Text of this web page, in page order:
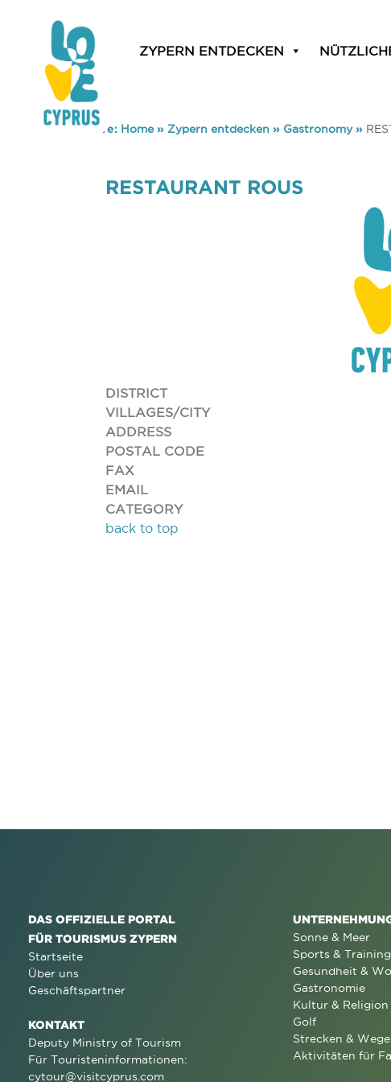
ZYPERN ENTDECKEN
You are here: Home» Zypern entdecken » Gastronomy»
RESTAURANT ROUS
DISTRICT
VILLAGES/CITY
ADDRESS
POSTAL CODE
FAX
EMAIL
CATEGORY
back to top
DAS OFFIZIELLE PORTAL
FÜR TOURISMUS ZYPERN
Startseite
Über uns
Geschäftspartner
KONTAKT
Deputy Ministry of Tourism
Für Touristeninformationen:
cytour@visitcyprus.com
Sonne & Meer
Sports & Training
Gesundheit &
Gastronomie
Kultur & Religion
Golf
Strecken & Wege
Aktivitäten für